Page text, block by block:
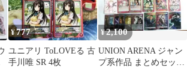
¥777
ユニアリ ToLOVEる 古
手川唯 SR 4枚
¥2,100
UNION ARENA ジャン
プ系作品 まとめセット